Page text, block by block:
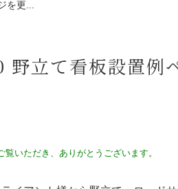
を更...
立て看板設置例
いただき、ありがとうございます。